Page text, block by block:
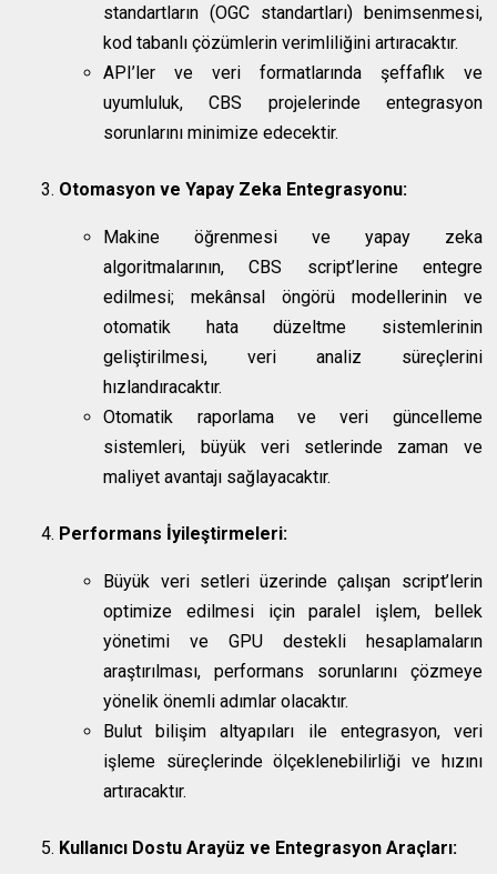
standartların (OGC standartları) benimsenmesi,
kod tabanlı çözümlerin verimliliğini artıracaktır.
API’ler ve veri formatlarında şeffaflık ve
uyumluluk, CBS projelerinde entegrasyon
sorunlarını minimize edecektir.
Otomasyon ve Yapay Zeka Entegrasyonu:
Makine öğrenmesi ve yapay zeka
algoritmalarının, CBS script’lerine entegre
edilmesi; mekânsal öngörü modellerinin ve
otomatik hata düzeltme sistemlerinin
geliştirilmesi, veri analiz süreçlerini
hızlandıracaktır.
Otomatik raporlama ve veri güncelleme
sistemleri, büyük veri setlerinde zaman ve
maliyet avantajı sağlayacaktır.
Performans İyileştirmeleri:
Büyük veri setleri üzerinde çalışan script’lerin
optimize edilmesi için paralel işlem, bellek
yönetimi ve GPU destekli hesaplamaların
araştırılması, performans sorunlarını çözmeye
yönelik önemli adımlar olacaktır.
Bulut bilişim altyapıları ile entegrasyon, veri
işleme süreçlerinde ölçeklenebilirliği ve hızını
artıracaktır.
Kullanıcı Dostu Arayüz ve Entegrasyon Araçları: